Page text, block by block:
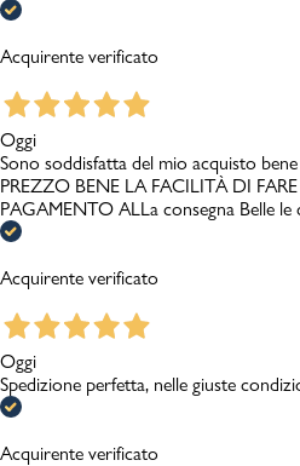
Acquirente verificato
Oggi
Sono soddisfatta del mio acquisto
PREZZO BENE LA FACILITÀ DI
PAGAMENTO ALLa consegna Belle le
Acquirente verificato
Oggi
Spedizione perfetta, nelle giuste
Acquirente verificato